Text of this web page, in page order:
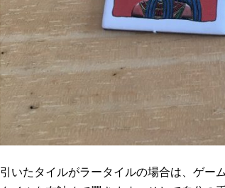
引いたタイルがラータイルの場合は、ゲー